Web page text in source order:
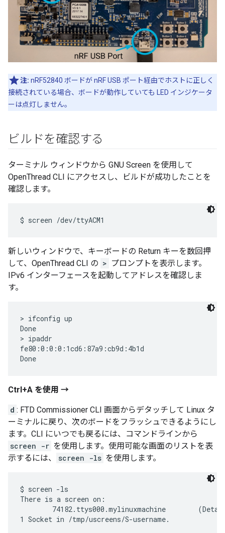
注: nRF52840 ボードが nRF USB ポート経由でホストに正しく
接続されている場合、ボードが動作していても LED インジケータ
ーは点灯しません。
ビルドを確認する
ターミナル ウィンドウから GNU Screen を使用して
OpenThread CLI にアクセスし、ビルドが成功したことを
確認します。
新しいウィンドウで、キーボードの Return キーを数回押
して、OpenThread CLI の > プロンプトを表示します。
IPv6 インターフェースを起動してアドレスを確認しま
す。
> ifconfig up
Done
> ipaddr
fe80:0:0:0:1cd6:87a9:cb9d:4b1d
Ctrl+A を使用 →
d : FTD Commissioner CLI 画面からデタッチして Linux タ
ーミナルに戻り、次のボードをフラッシュできるようにし
ます。 CLI にいつでも戻るには、コマンドラインから
screen -r を使用します。使用可能な画面のリストを表
示するには、
screen -ls を使用します。
$ screen -ls
There is a screen on:
74182.ttys000.mylinuxmachine